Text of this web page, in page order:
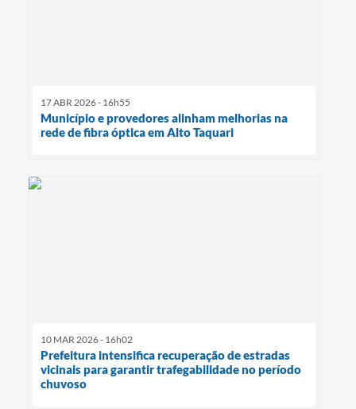
17 ABR 2026 - 16h55
Município e provedores alinham melhorias na
rede de fibra óptica em Alto Taquari
10 MAR 2026 - 16h02
Prefeitura intensifica recuperação de estradas
vicinais para garantir trafegabilidade no período
chuvoso